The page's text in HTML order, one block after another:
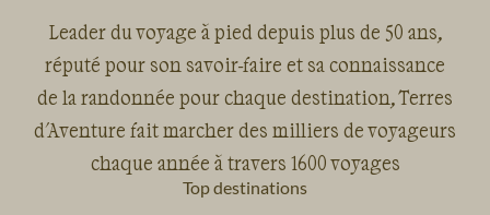
Leader du voyage à pied depuis plus de 50 ans,
réputé pour son savoir-faire et sa connaissance
de la randonnée pour chaque destination, Terres
d'Aventure fait marcher des milliers de voyageurs
chaque année à travers 1600 voyages
Top destinations